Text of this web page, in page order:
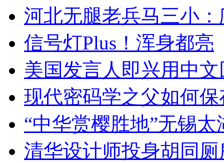
河北无腿老兵马三小
信号灯Plus！浑身都亮
美国发言人即兴用中
现代密码学之父如何
“中华赏樱胜地”无锡
清华设计师投身胡同